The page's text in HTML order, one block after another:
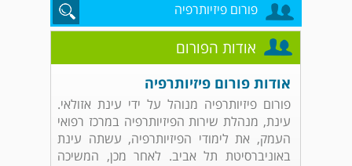
פורום פיזיותרפיה
אודות הפורום
אודות פורום פיזיותרפיה
פורום פיזיותרפיה מנוהל על ידי עינת אזולאי.
עינת, מנהלת שירות הפיזיותרפיה במרכז רפואי
העמק, את לימודי הפיזיותרפיה, עשתה עינת
באוניברסיטת תל אביב. לאחר מכן, המשיכה